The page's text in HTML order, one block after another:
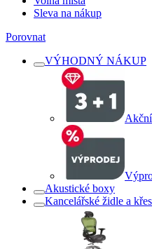
Sleva na nákup
Porovnat
VÝHODNÝ NÁKUP
Akustické boxy
Kancelářské židle a